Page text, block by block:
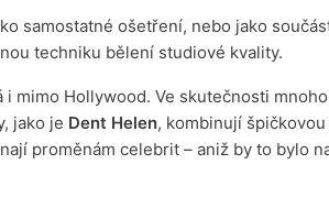
samostatné ošetření, nebo jako
techniku bělení studiové kvality.
mimo Hollywood. Ve skutečnosti
jako je Dent Helen, kombinují
proměnám celebrit – aniž by to bylo